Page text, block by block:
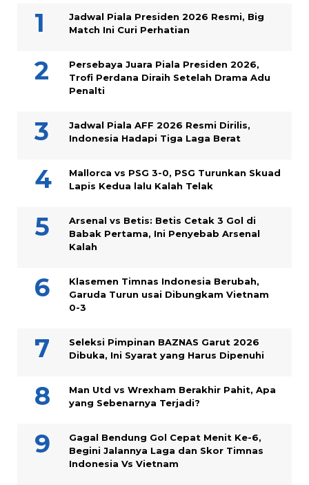
Jadwal Piala Presiden 2026 Resmi, Big
Match Ini Curi Perhatian
Persebaya Juara Piala Presiden 2026,
Trofi Perdana Diraih Setelah Drama Adu
Penalti
Jadwal Piala AFF 2026 Resmi Dirilis,
Indonesia Hadapi Tiga Laga Berat
Mallorca vs PSG 3-0, PSG Turunkan Skuad
Lapis Kedua lalu Kalah Telak
Arsenal vs Betis: Betis Cetak 3 Gol di
Babak Pertama, Ini Penyebab Arsenal
Kalah
Klasemen Timnas Indonesia Berubah,
Garuda Turun usai Dibungkam Vietnam
0-3
Seleksi Pimpinan BAZNAS Garut 2026
Dibuka, Ini Syarat yang Harus Dipenuhi
Man Utd vs Wrexham Berakhir Pahit, Apa
yang Sebenarnya Terjadi?
Gagal Bendung Gol Cepat Menit Ke-6,
Begini Jalannya Laga dan Skor Timnas
Indonesia Vs Vietnam